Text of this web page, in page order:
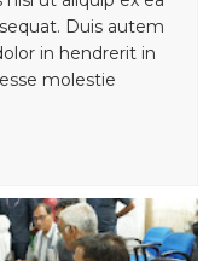
Duis autem
in hendrerit in
molestie